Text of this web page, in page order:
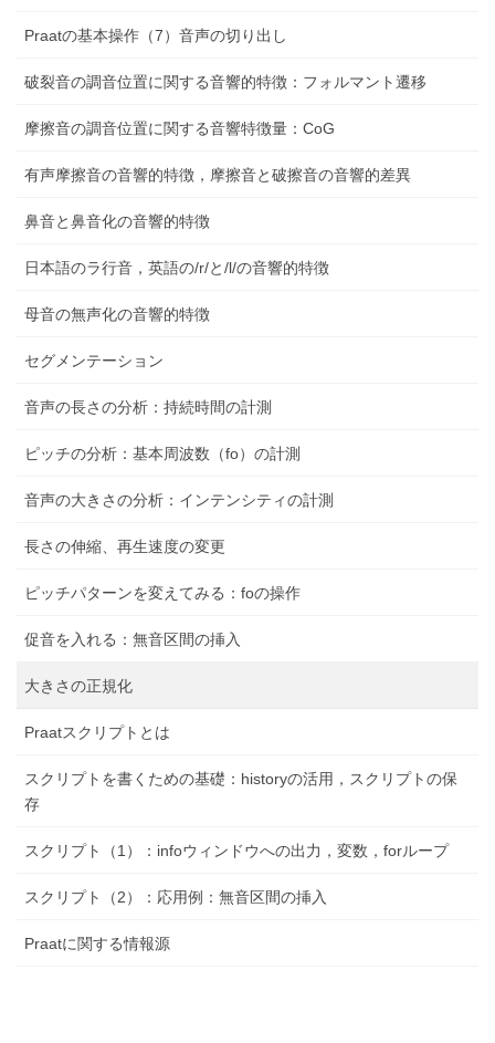
Praatの基本操作（7）音声の切り出し
破裂音の調音位置に関する音響的特徴：フォルマント遷移
摩擦音の調音位置に関する音響特徴量：CoG
有声摩擦音の音響的特徴，摩擦音と破擦音の音響的差異
鼻音と鼻音化の音響的特徴
日本語のラ行音，英語の/r/と/l/の音響的特徴
母音の無声化の音響的特徴
セグメンテーション
音声の長さの分析：持続時間の計測
ピッチの分析：基本周波数（fo）の計測
音声の大きさの分析：インテンシティの計測
長さの伸縮、再生速度の変更
ピッチパターンを変えてみる：foの操作
促音を入れる：無音区間の挿入
大きさの正規化
Praatスクリプトとは
スクリプトを書くための基礎：historyの活用，スクリプトの保
存
スクリプト（1）：infoウィンドウへの出力，変数，forループ
スクリプト（2）：応用例：無音区間の挿入
Praatに関する情報源